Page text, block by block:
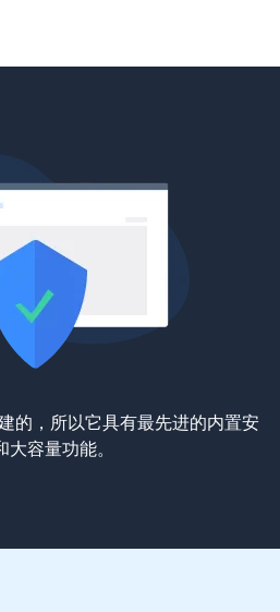
的，所以它具有最先进的内置安
大容量功能。